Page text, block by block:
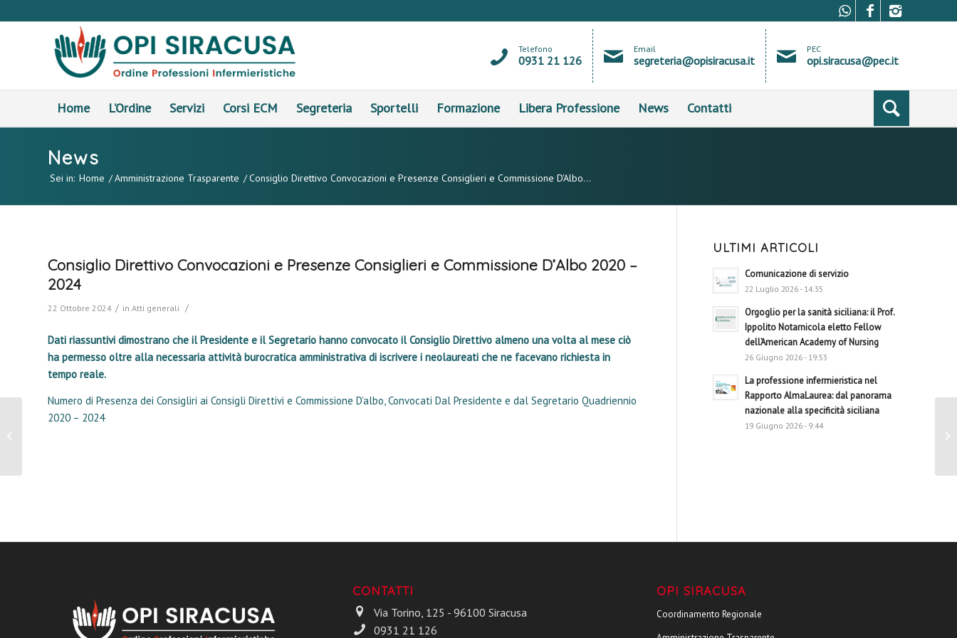
Telefono
0931 21 126
Email
segreteria@opisiracusa.it
PEC
opi.siracusa@pec.it
Home L’Ordine Servizi Corsi ECM Segreteria Sportelli Formazione Libera Professione News Contatti
News
Sei in: Home /Amministrazione Trasparente /Consiglio Direttivo Convocazioni e Presenze Consiglieri e Commissione D’Albo...
Consiglio Direttivo Convocazioni e Presenze Consiglieri e Commissione D’Albo 2020 –
2024
22 Ottobre 2024 / in Atti generali /
Dati riassuntivi dimostrano che il Presidente e il Segretario hanno convocato il Consiglio Direttivo almeno una volta al mese ciò
ha permesso oltre alla necessaria attività burocratica amministrativa di iscrivere i neolaureati che ne facevano richiesta in
tempo reale.
Numero di Presenza dei Consigliri ai Consigli Direttivi e Commissione D’albo, Convocati Dal Presidente e dal Segretario Quadriennio
2020 – 2024
ULTIMI ARTICOLI
Comunicazione di servizio
22 Luglio 2026 - 14:35
Orgoglio per la sanità siciliana: il Prof.
Ippolito Notarnicola eletto Fellow
dell’American Academy of Nursing
26 Giugno 2026 - 19:53
La professione infermieristica nel
Rapporto AlmaLaurea: dal panorama
nazionale alla specificità siciliana
19 Giugno 2026 - 9:44
CONTATTI
Via Torino, 125 - 96100 Siracusa
0931 21 126
OPI SIRACUSA
Coordinamento Regionale